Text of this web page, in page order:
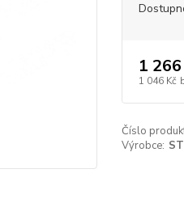
1
1 046 Kč
Číslo
Výrobce: